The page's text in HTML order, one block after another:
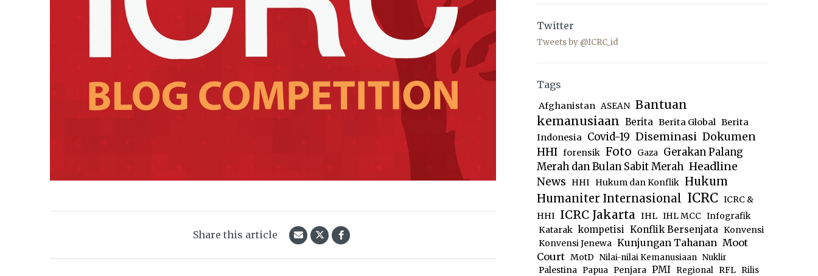
Share this article
Twitter
Tweets by @ICRC_id
Tags
Afghanistan ASEAN Bantuan
kemanusiaan Berita Berita Global Berita
Indonesia Covid-19 Diseminasi Dokumen
HHI forensik Foto Gaza Gerakan Palang
Merah dan Bulan Sabit Merah Headline
News
HHI Hukum dan Konflik Hukum
Humaniter Internasional ICRC ICRC &
HHI ICRC Jakarta IHL IHL MCC Infografik
Katarak kompetisi Konflik Bersenjata Konvensi
Konvensi Jenewa Kunjungan Tahanan Moot
Court MotD Nilai-nilai Kemanusiaan Nuklir
Palestina
Papua Penjara PMI Regional RFL
Rilis